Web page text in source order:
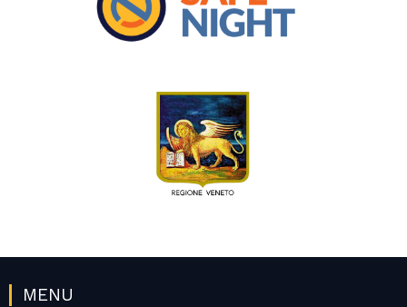
MENU